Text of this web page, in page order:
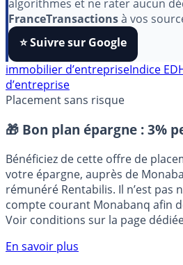
Pour soutenir le travail de notre
algorithmes et ne rater aucun
FranceTransactionsà vos
⭐️ Suivre sur Google
immobilier d’entreprise
Placement sans risque
🎁 Bon plan épargne : 3%
Bénéficiez de cette offre de
votre épargne, auprès de
rémunéré Rentabilis. Il n’est pas
Voir conditions sur la page